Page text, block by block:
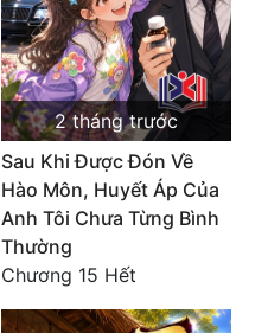
2 tháng trước
Sau Khi Được Đón Về
Hào Môn, Huyết Áp Của
Anh Tôi Chưa Từng Bình
Thường
Chương 15 Hết